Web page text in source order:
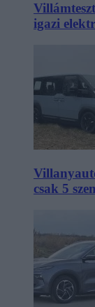
igazi
csak 5